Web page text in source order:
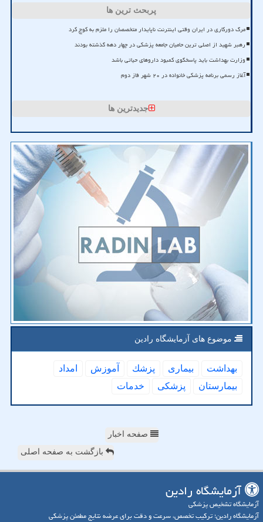
پربحث ترین ها
مرگ دورکاری در ایران وقتی اینترنت ناپایدار متخصصان را ملزم به کوچ کرد
رهبر شهید از اصلی ترین حامیان جامعه پزشکی در چهار دهه گذشته بودند
وزارت بهداشت باید پاسخگوی کمبود داروهای حیاتی باشد
آغاز رسمی برنامه پزشکی خانواده در ۲۰ شهر فاز دوم
جدیدترین ها
موضوع های آزمایشگاه رادین
بهداشت بیماری پزشك آموزش
امداد
بیمارستان
پزشكی خدمات
صفحه اخبار
بازگشت به صفحه اصلی
آزمایشگاه رادین
آزمایشگاه تشخیص پزشکی
آزمایشگاه رادین؛ ترکیب تخصص، سرعت و دقت برای عرضه نتایج مطمئن پزشکی